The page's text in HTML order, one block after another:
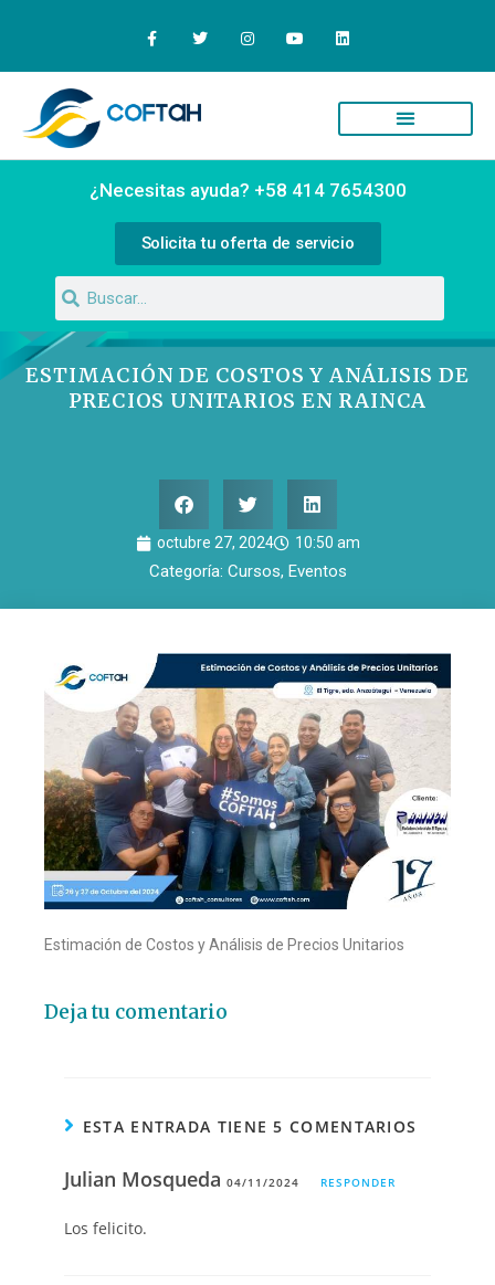
¿Necesitas ayuda? +58 414 7654300
Solicita tu oferta de servicio
ESTIMACIÓN DE COSTOS Y ANÁLISIS DE
PRECIOS UNITARIOS EN RAINCA
octubre 27, 2024 10:50 am
Categoría: Cursos, Eventos
Estimación de Costos y Análisis de Precios Unitarios
Deja tu comentario
ESTA ENTRADA TIENE 5 COMENTARIOS
Julian Mosqueda04/11/2024 RESPONDER
Los felicito.